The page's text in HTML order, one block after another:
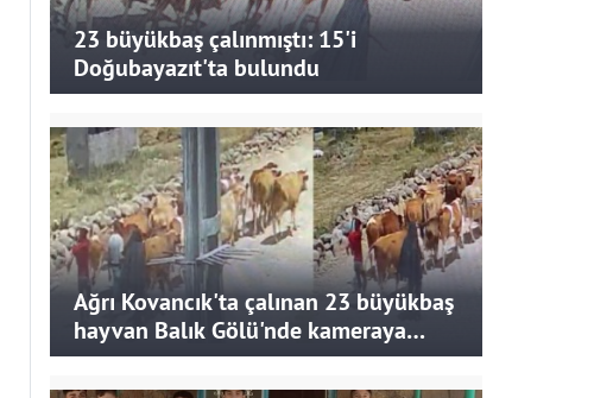
23 büyükbaş çalınmıştı: 15'i
Doğubayazıt'ta bulundu
Ağrı Kovancık'ta çalınan 23 büyükbaş
hayvan Balık Gölü'nde kameraya
takıldı